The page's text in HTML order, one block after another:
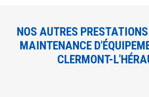
NOS AUTRES
MAINTENANCE
CLERMONT-